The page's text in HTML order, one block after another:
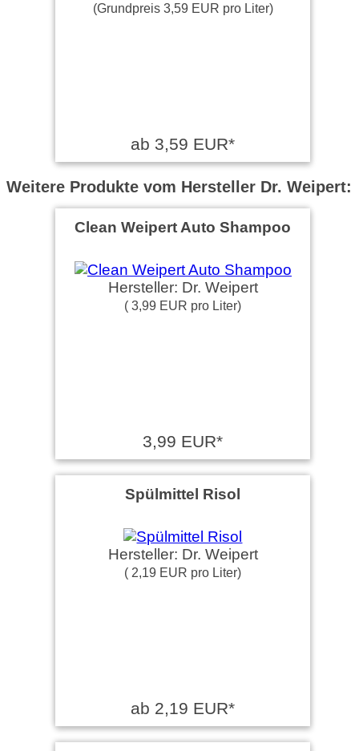
(Grundpreis 3,59 EUR pro Liter)
ab 3,59 EUR*
Weitere Produkte vom Hersteller Dr. Weipert:
Clean Weipert Auto Shampoo
Hersteller: Dr. Weipert
( 3,99 EUR pro Liter)
3,99 EUR*
Spülmittel Risol
Hersteller: Dr. Weipert
( 2,19 EUR pro Liter)
ab 2,19 EUR*